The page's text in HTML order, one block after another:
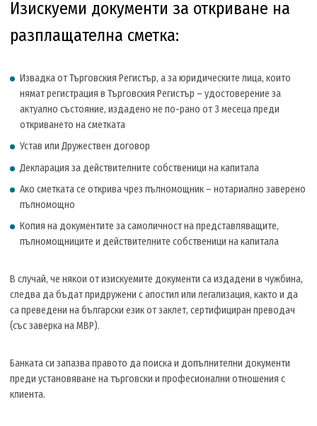
Изискуеми документи за откриване на
разплащателна сметка:
Извадка от Търговския Регистър, а за юридическите лица, които
нямат регистрация в Търговския Регистър – удостоверение за
актуално състояние, издадено не по-рано от 3 месеца преди
откриването на сметката
Устав или Дружествен договор
Декларация за действителните собственици на капитала
Ако сметката се открива чрез пълномощник – нотариално заверено
пълномощно
Копия на документите за самоличност на представляващите,
пълномощниците и действителните собственици на капитала
В случай, че някои от изискуемите документи са издадени в чужбина,
следва да бъдат придружени с апостил или легализация, както и да
са преведени на български език от заклет, сертифициран преводач
(със заверка на МВР).
Банката си запазва правото да поиска и допълнителни документи
преди установяване на търговски и професионални отношения с
клиента.